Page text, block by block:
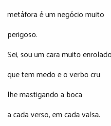
metáfora é um negócio muito
perigoso.
Sei, sou um cara muito enrolado
que tem medo e o verbo cru
lhe mastigando a boca
a cada verso, em cada valsa.